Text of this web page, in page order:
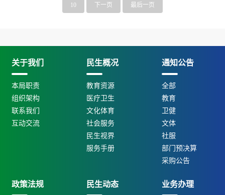
10 下一页 最后一页
关于我们
本局职责
组织架构
联系我们
互动交流
民生概况
教育资源
医疗卫生
文化体育
社会服务
民生视界
服务手册
通知公告
全部
教育
卫健
文体
社服
部门预决算
采购公告
政策法规 民生动态 业务办理